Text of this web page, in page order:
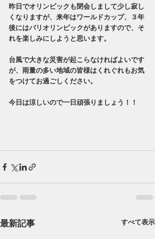
昨日でオリンピックも閉会しまして少し寂し
くなりますが、来年はワールドカップ、３年
後にはパリオリンピックがありますので、そ
れを楽しみにしようと思います。
台風で大きな災害が起こらなければよいです
が、雨量の多い地域の皆様はくれぐれもお気
をつけてお過ごしください。
今日は涼しいので一日頑張りましょう！！
最新記事 すべて表示